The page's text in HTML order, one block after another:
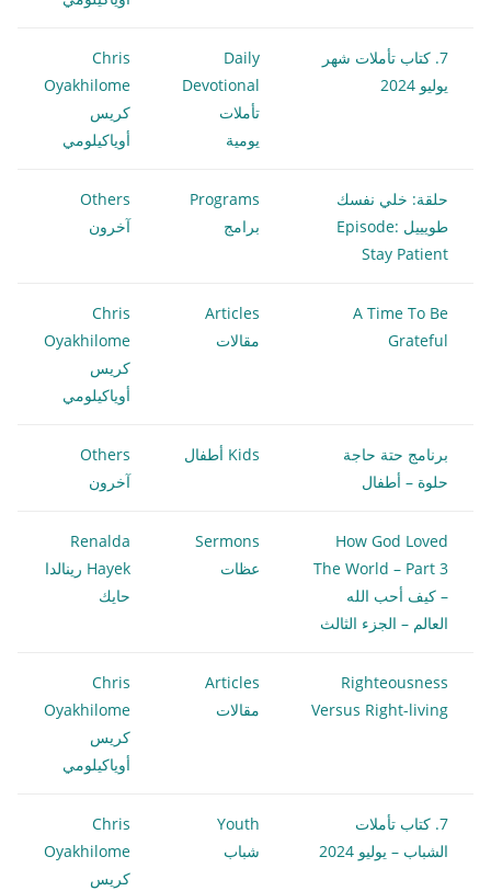
7. كتاب تأملات شهر
يوليو 2024
Daily
Devotional
تأملات
يومية
Chris
Oyakhilome
كريس
أوياكيلومي
حلقة: خلي نفسك
طويييل Episode:
Stay Patient
Programs
برامج
Others
آخرون
A Time To Be
Grateful
Articles
مقالات
Chris
Oyakhilome
كريس
أوياكيلومي
برنامج حتة حاجة
حلوة – أطفال
Kids أطفال
Others
آخرون
How God Loved
The World – Part 3
– كيف أحب الله
العالم – الجزء الثالث
Sermons
عظات
Renalda
Hayek رينالدا
حايك
Righteousness
Versus Right-living
Articles
مقالات
Chris
Oyakhilome
كريس
أوياكيلومي
7. كتاب تأملات
الشباب – يوليو 2024
Youth
شباب
Chris
Oyakhilome
كريس